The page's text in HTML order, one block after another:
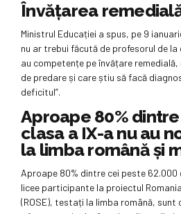
Învățarea
Ministrul Educației a spus, pe 9
nu ar trebui făcută de profesorul de la
au competențe pe învățare
de predare și care știu să facă
deficitul”.
Aproape 80%
clasa a IX-a nu au
la limba română și
Aproape 80% dintre cei peste 62.000
licee participante la proiectul
(ROSE), testați la limba română, sunt